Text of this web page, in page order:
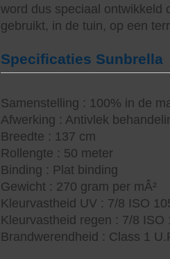
word dus speciaal ontwikkeld
gebruikt, in de tuin, op een
Specificaties Sunbrella
Samenstelling : 100% in de
Afwerking : Antivlek
Breedte : 137 cm
Rollengte : 50 meter
Binding : Plat binding
Gewicht : 270 gram per mÂ²
Kleurvastheid UV : 7/8 ISO
Kleurvastheid regen : 7/8 ISO
Brandwerendheid : Class 1